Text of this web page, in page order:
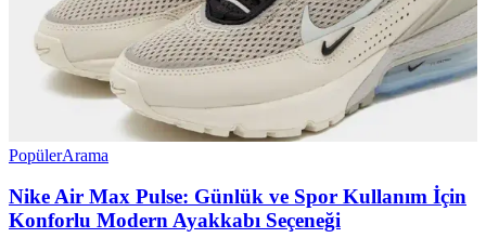
PopülerArama
Nike Air Max Pulse: Günlük ve Spor Kullanım İçin
Konforlu Modern Ayakkabı Seçeneği